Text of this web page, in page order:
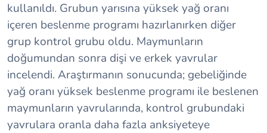
kullanıldı. Grubun yarısına yüksek yağ oranı
içeren beslenme programı hazırlanırken diğer
grup kontrol grubu oldu. Maymunların
doğumundan sonra dişi ve erkek yavrular
incelendi. Araştırmanın sonucunda; gebeliğinde
yağ oranı yüksek beslenme programı ile beslenen
maymunların yavrularında, kontrol grubundaki
yavrulara oranla daha fazla anksiyeteye